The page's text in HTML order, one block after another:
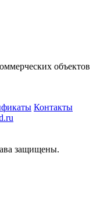
объектов
Контакты
защищены.